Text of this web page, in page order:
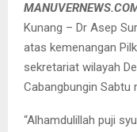
Kunang – Dr Asep
atas kemenangan
sekretariat wilayah
Cabangbungin Sabtu
“Alhamdulillah puji